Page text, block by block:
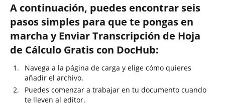
A continuación, puedes encontrar seis
pasos simples para que te pongas en
marcha y Enviar Transcripción de Hoja
de Cálculo Gratis con DocHub:
Navega a la página de carga y elige cómo quieres
añadir el archivo.
Puedes comenzar a trabajar en tu documento cuando
te lleven al editor.